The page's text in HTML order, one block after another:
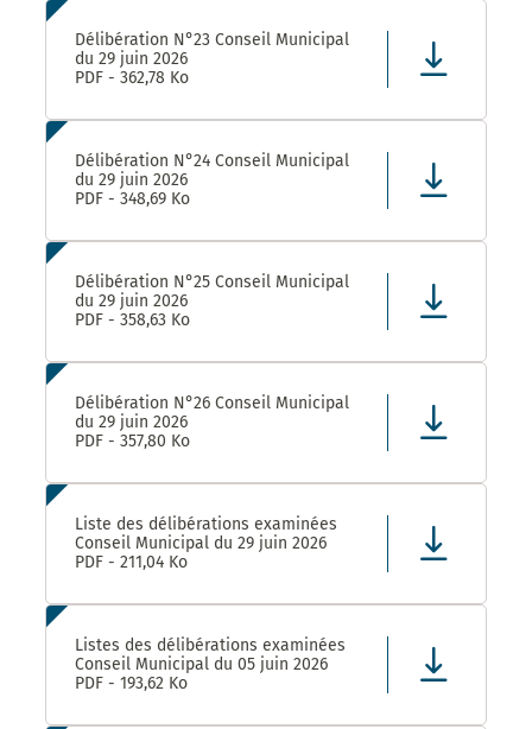
Délibération N°23 Conseil Municipal
du 29 juin 2026
PDF - 362,78 Ko
Délibération N°24 Conseil Municipal
du 29 juin 2026
PDF - 348,69 Ko
Délibération N°25 Conseil Municipal
du 29 juin 2026
PDF - 358,63 Ko
Délibération N°26 Conseil Municipal
du 29 juin 2026
PDF - 357,80 Ko
Liste des délibérations examinées
Conseil Municipal du 29 juin 2026
PDF - 211,04 Ko
Listes des délibérations examinées
Conseil Municipal du 05 juin 2026
PDF - 193,62 Ko